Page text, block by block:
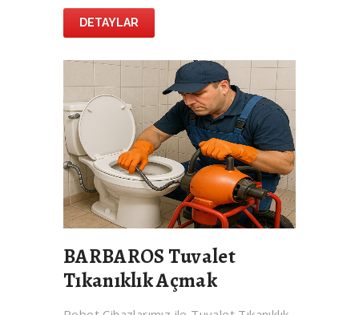
DETAYLAR
BARBAROS Tuvalet
Tıkanıklık Açmak